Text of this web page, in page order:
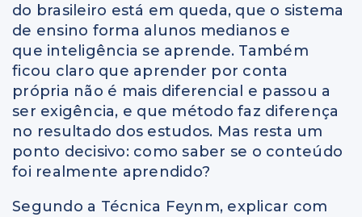
do brasileiro está em queda, que o sistema
de ensino forma alunos medianos e
que inteligência se aprende. Também
ficou claro que aprender por conta
própria não é mais diferencial e passou a
ser exigência, e que método faz diferença
no resultado dos estudos. Mas resta um
ponto decisivo: como saber se o conteúdo
foi realmente aprendido?
Segundo a Técnica Feynm, explicar com